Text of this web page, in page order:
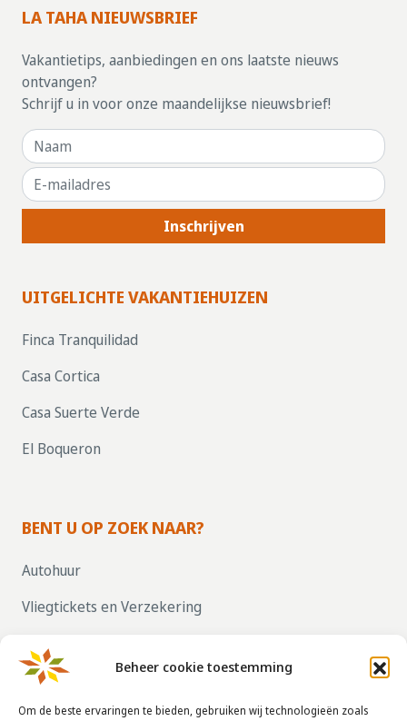
Beheer cookie toestemming
Om de beste ervaringen te bieden, gebruiken wij technologieën zoals
LA TAHA NIEUWSBRIEF
Vakantietips, aanbiedingen en ons laatste nieuws
ontvangen?
Schrijf u in voor onze maandelijkse nieuwsbrief!
Inschrijven
UITGELICHTE VAKANTIEHUIZEN
Finca Tranquilidad
Casa Cortica
Casa Suerte Verde
El Boqueron
BENT U OP ZOEK NAAR?
Autohuur
Vliegtickets en Verzekering
ZELF UW HUIS VERHUREN, KLIK HIER!